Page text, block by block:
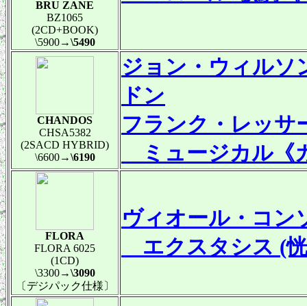
BRU ZANE
BZ1065
(2CD+BOOK)
\5900→\5490
CHANDOS
CHSA5382
(2SACD HYBRID)
\6600→\6190
ジョン・ウィルソ
ドン
フランク・レッサ
ミュージカル《
FLORA
FLORA 6025
(1CD)
\3300→\3090
〔デジパック仕様〕
ヴィオール・コン
エクスタシス (